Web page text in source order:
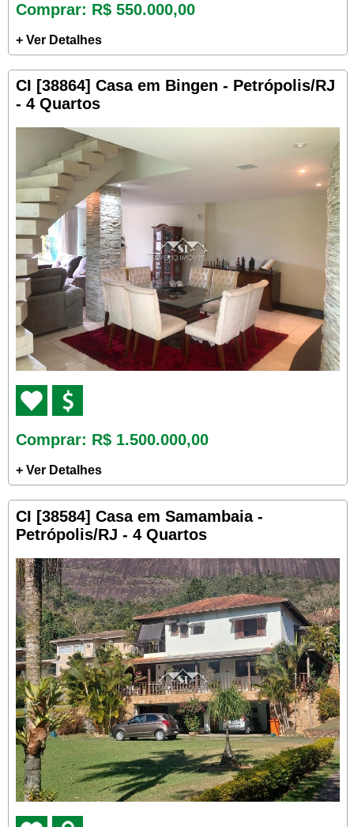
Comprar: R$ 550.000,00
+ Ver Detalhes
CI [38864] Casa em Bingen - Petrópolis/RJ
- 4 Quartos
Comprar: R$ 1.500.000,00
+ Ver Detalhes
CI [38584] Casa em Samambaia -
Petrópolis/RJ - 4 Quartos